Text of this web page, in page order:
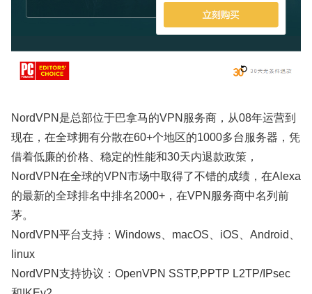
NordVPN是总部位于巴拿马的VPN服务商，从08年运营到
现在，在全球拥有分散在60+个地区的1000多台服务器，凭
借着低廉的价格、稳定的性能和30天内退款政策，
NordVPN在全球的VPN市场中取得了不错的成绩，在Alexa
的最新的全球排名中排名2000+，在VPN服务商中名列前
茅。
NordVPN平台支持：Windows、macOS、iOS、Android、
linux
NordVPN支持协议：OpenVPN SSTP,PPTP L2TP/IPsec